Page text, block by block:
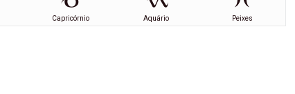
Capricórnio Aquário Peixes